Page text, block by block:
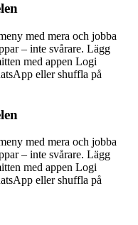
med mera och jobba
– inte svårare. Lägg
med appen Logi
eller shuffla på
med mera och jobba
– inte svårare. Lägg
med appen Logi
eller shuffla på